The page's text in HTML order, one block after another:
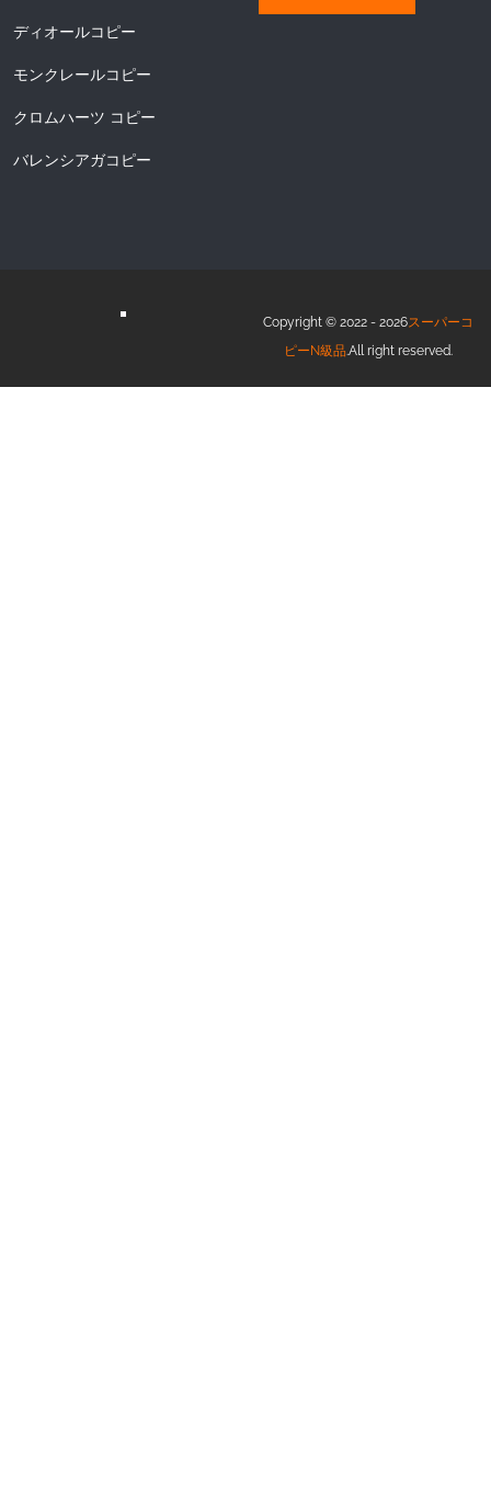
ディオールコピー
モンクレールコピー
クロムハーツ コピー
バレンシアガコピー
Copyright © 2022 - 2026スーパーコ
ピーN級品.All right reserved.